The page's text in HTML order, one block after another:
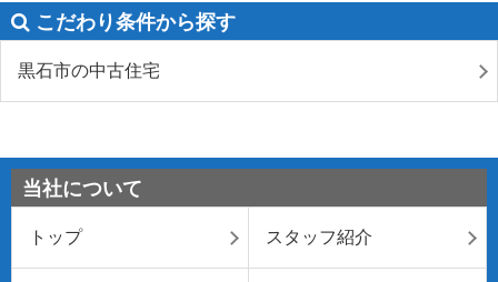
こだわり条件から探す
黒石市の中古住宅
当社について
トップ スタッフ紹介